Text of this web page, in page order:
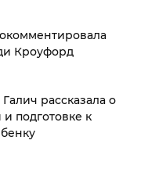
Кроуфорд
рассказала о
подготовке к